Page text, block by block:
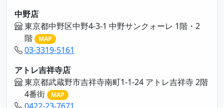
中野店
東京都中野区中野4-3-1 中野サンクォーレ 1階・2
階
MAP
03-3319-5161
アトレ吉祥寺店
東京都武蔵野市吉祥寺南町1-1-24 アトレ吉祥寺 2階
4番街
MAP